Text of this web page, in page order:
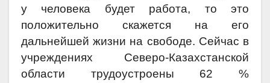
у человека будет работа, то это
положительно скажется на его
дальнейшей жизни на свободе. Сейчас в
учреждениях Северо-Казахстанской
области трудоустроены 62 %